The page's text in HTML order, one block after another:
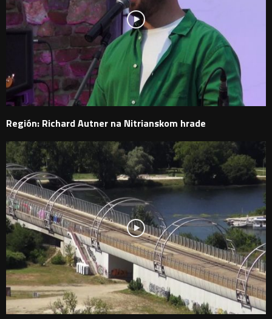
Región: Richard Autner na Nitrianskom hrade